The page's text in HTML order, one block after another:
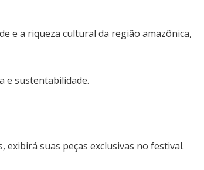
e a riqueza cultural da região amazônica,
e sustentabilidade.
suas peças exclusivas no festival.